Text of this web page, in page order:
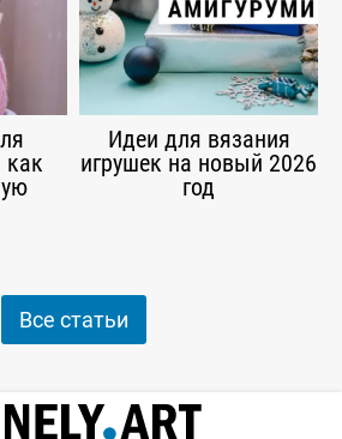
Идеи для вязания
игрушек на новый 2026
год
Все статьи